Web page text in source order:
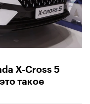
X-Cross 5
такое